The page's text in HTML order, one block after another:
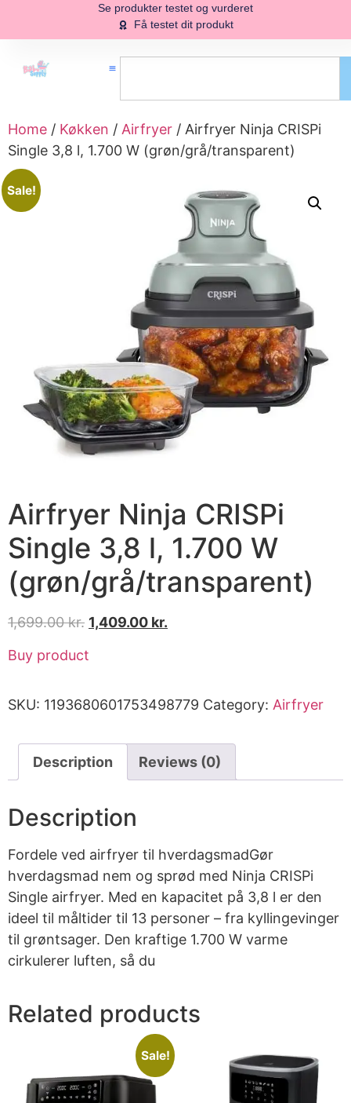
Se produkter testet og vurderet
Få testet dit produkt
Home / Køkken / Airfryer / Airfryer Ninja CRISPi
Single 3,8 l, 1.700 W (grøn/grå/transparent)
Sale!
Airfryer Ninja CRISPi
Single 3,8 l, 1.700 W
(grøn/grå/transparent)
1,699.00kr. 1,409.00 kr.
Buy product
SKU: 1193680601753498779 Category: Airfryer
Description Reviews (0)
Description
Fordele ved airfryer til hverdagsmadGør
hverdagsmad nem og sprød med Ninja CRISPi
Single airfryer. Med en kapacitet på 3,8 l er den
ideel til måltider til 13 personer – fra kyllingevinger
til grøntsager. Den kraftige 1.700 W varme
cirkulerer luften, så du
Related products
Sale!